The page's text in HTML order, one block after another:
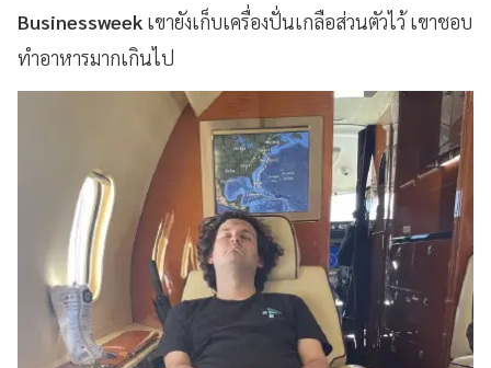
Businessweek เขายังเก็บเครื่องปั่นเกลือส่วนตัวไว้ เขาชอบ
ทำอาหารมากเกินไป